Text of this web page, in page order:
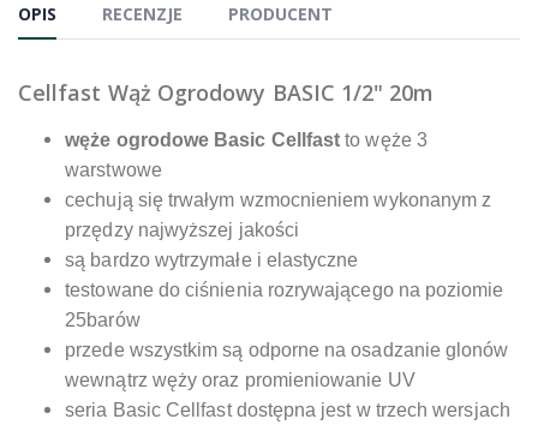
OPIS RECENZJE PRODUCENT
Cellfast Wąż Ogrodowy BASIC 1/2" 20m
węże ogrodowe Basic Cellfast to węże 3
warstwowe
cechują się trwałym wzmocnieniem wykonanym z
przędzy najwyższej jakości
są bardzo wytrzymałe i elastyczne
testowane do ciśnienia rozrywającego na poziomie
25barów
przede wszystkim są odporne na osadzanie glonów
wewnątrz węży oraz promieniowanie UV
seria Basic Cellfast dostępna jest w trzech wersjach